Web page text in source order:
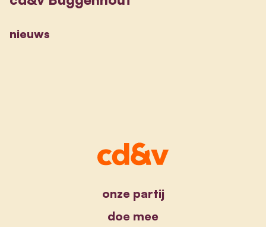
nieuws
onze partij
doe mee